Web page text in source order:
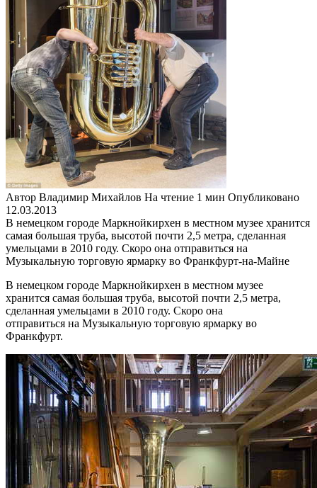
Автор Владимир Михайлов На чтение 1 мин Опубликовано
12.03.2013
В немецком городе Маркнойкирхен в местном музее хранится
самая большая труба, высотой почти 2,5 метра, сделанная
умельцами в 2010 году. Скоро она отправиться на
Музыкальную торговую ярмарку во Франкфурт-на-Майне
В немецком городе Маркнойкирхен в местном музее
хранится самая большая труба, высотой почти 2,5 метра,
сделанная умельцами в 2010 году. Скоро она
отправиться на Музыкальную торговую ярмарку во
Франкфурт.